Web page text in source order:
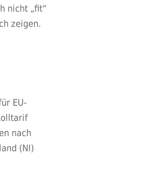
nicht „fit“
zeigen.
EU-
nach
(NI)